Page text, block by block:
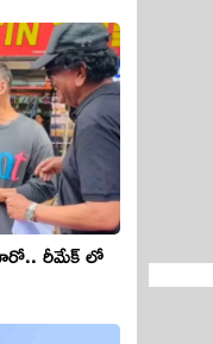
రీమేక్ లో